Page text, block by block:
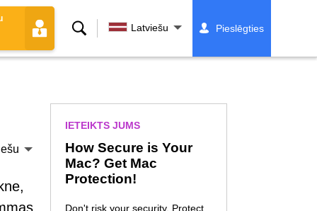
Meklēt Latviešu Pieslēgties
IETEIKTS JUMS
How Secure is Your
Mac? Get Mac
Protection!
Don't risk your security. Protect